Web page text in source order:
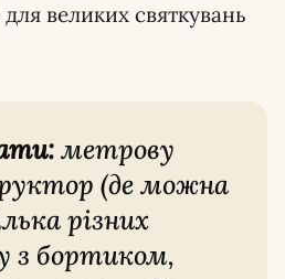
для великих святкувань
метрову
(де можна
різних
з бортиком,